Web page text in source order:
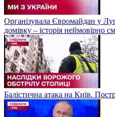
Організувала Євромайдан у
домівку – історія неймовірно
Балістична атака на Київ.